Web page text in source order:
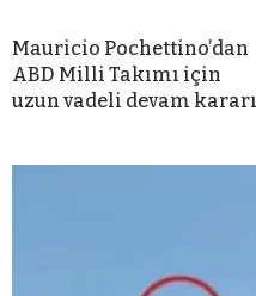
Mauricio Pochettino’dan
ABD Milli Takımı için
uzun vadeli devam kararı